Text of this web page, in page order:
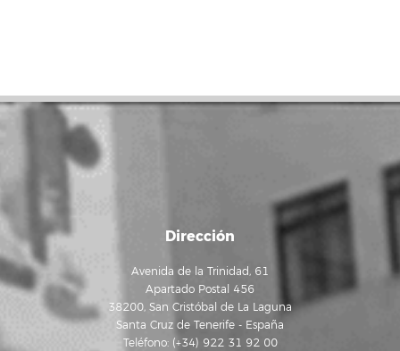
Dirección
Avenida de la Trinidad, 61
Apartado Postal 456
38200, San Cristóbal de La Laguna
Santa Cruz de Tenerife - España
Teléfono: (+34) 922 31 92 00